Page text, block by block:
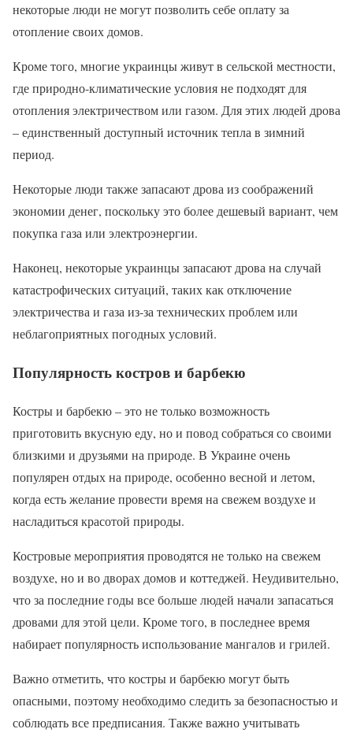
некоторые люди не могут позволить себе оплату за
отопление своих домов.
Кроме того, многие украинцы живут в сельской местности,
где природно-климатические условия не подходят для
отопления электричеством или газом. Для этих людей дрова
– единственный доступный источник тепла в зимний
период.
Некоторые люди также запасают дрова из соображений
экономии денег, поскольку это более дешевый вариант, чем
покупка газа или электроэнергии.
Наконец, некоторые украинцы запасают дрова на случай
катастрофических ситуаций, таких как отключение
электричества и газа из-за технических проблем или
неблагоприятных погодных условий.
Популярность костров и барбекю
Костры и барбекю – это не только возможность
приготовить вкусную еду, но и повод собраться со своими
близкими и друзьями на природе. В Украине очень
популярен отдых на природе, особенно весной и летом,
когда есть желание провести время на свежем воздухе и
насладиться красотой природы.
Костровые мероприятия проводятся не только на свежем
воздухе, но и во дворах домов и коттеджей. Неудивительно,
что за последние годы все больше людей начали запасаться
дровами для этой цели. Кроме того, в последнее время
набирает популярность использование мангалов и грилей.
Важно отметить, что костры и барбекю могут быть
опасными, поэтому необходимо следить за безопасностью и
соблюдать все предписания. Также важно учитывать